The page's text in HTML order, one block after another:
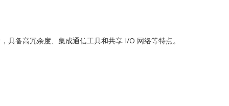
具备高冗余度、集成通信工具和共享 I/O 网络等特点。